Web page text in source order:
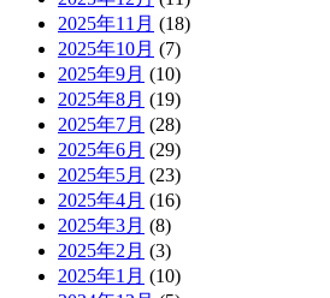
2025年11月 (18)
2025年10月 (7)
2025年9月 (10)
2025年8月 (19)
2025年7月 (28)
2025年6月 (29)
2025年5月 (23)
2025年4月 (16)
2025年3月 (8)
2025年2月 (3)
2025年1月 (10)